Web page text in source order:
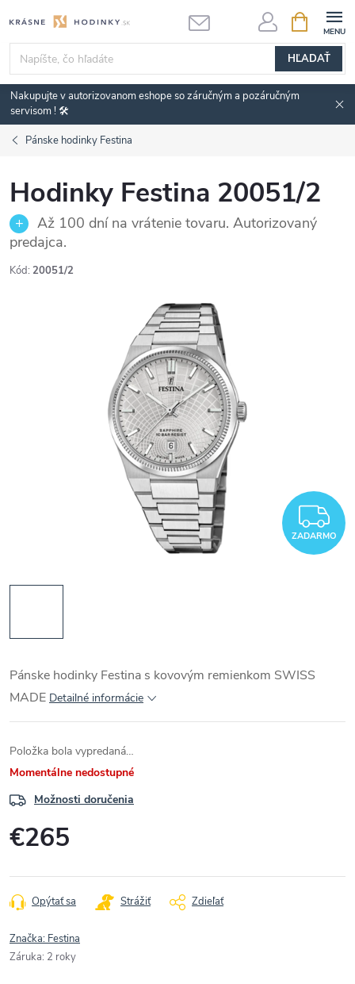
na
obsah
HĽADAŤ
KOŠÍK
Nakupujte v autorizovanom eshope so záručným a pozáručným
servisom ! 🛠️
Pánske hodinky Festina
Hodinky Festina 20051/2
Až 100 dní na vrátenie tovaru. Autorizovaný
predajca.
Kód: 20051/2
ZADARMO
Pánske hodinky Festina s kovovým remienkom SWISS
MADE Detailné informácie
Položka bola vypredaná…
Momentálne nedostupné
Možnosti doručenia
€265
cena:
Opýtať sa Strážiť Zdieľať
Značka: Festina
Záruka: 2 roky